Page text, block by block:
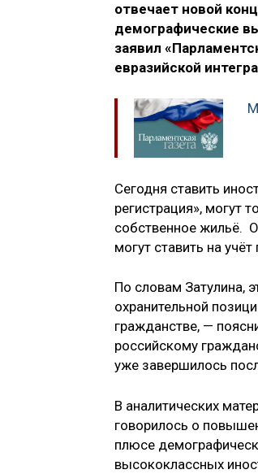
отвечает новой
демографические
заявил
евразийской
Сегодня ставить
регистрация», могут
собственное жильё.
могут ставить на
По словам Затулина,
охранительной
гражданстве, —
российскому
уже завершилось
В аналитических
говорилось о
плюсе
высококлассных